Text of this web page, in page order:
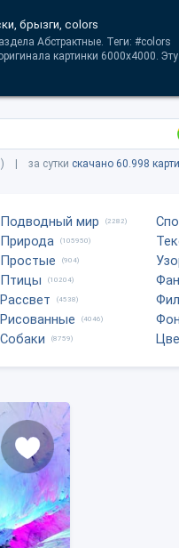
брызги, colors
Абстрактные. Теги: #colors
картинки 6000x4000. Эту
| за сутки скачано 60.998
Подводный мир (2282)
Природа (105950)
Простые (904)
Птицы (10204)
Рассвет (4538)
Рисованные (4046)
Собаки (8759)